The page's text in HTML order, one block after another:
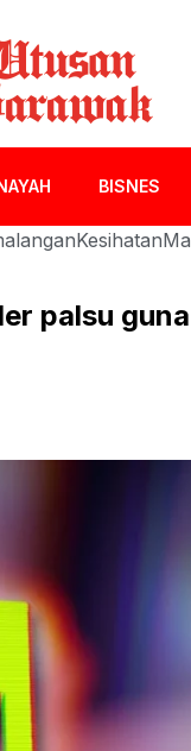
BISNES
Kesihatan
palsu guna